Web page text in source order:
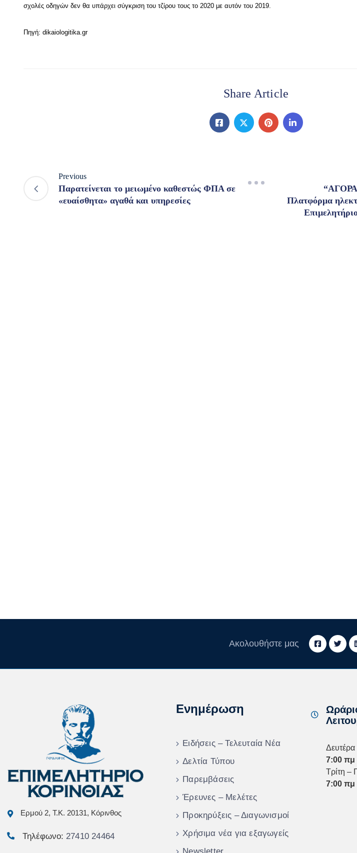
σχολές οδηγών δεν θα υπάρχει σύγκριση του τζίρου τους το 2020 με αυτόν του 2019.
Πηγή: dikaiologitika.gr
Share Article
Previous
Παρατείνεται το μειωμένο καθεστώς ΦΠΑ σε
«ευαίσθητα» αγαθά και υπηρεσίες
Πλατφόρμα
Ακολουθήστε μας
Ερμού 2, Τ.Κ. 20131, Κόρινθος
Τηλέφωνο: 27410 24464
Ενημέρωση
Ειδήσεις – Τελευταία Νέα
Δελτία Τύπου
Παρεμβάσεις
Έρευνες – Μελέτες
Προκηρύξεις – Διαγωνισμοί
Χρήσιμα νέα για εξαγωγείς
Δευτέρα
7:00 πμ
Τρίτη –
7:00 πμ